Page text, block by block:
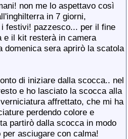
non me lo aspettavo così
in 7 giorni,
festivi! pazzesco... per il fine
e il kit resterà in camera
domenica sera aprirò la scatola
di iniziare dalla scocca.. nel
e ho lasciato la scocca alla
affrettato, che mi ha
perdendo colore e
partirò dalla scocca in modo
asciugare con calma!